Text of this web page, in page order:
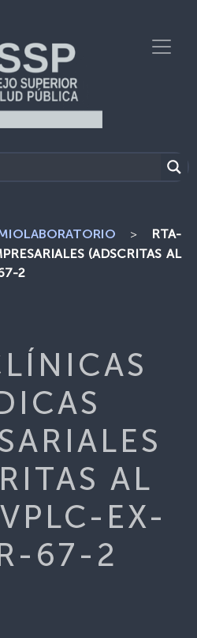
>
RTA-
(ADSCRITAS AL
2
AL
EX-
67-2